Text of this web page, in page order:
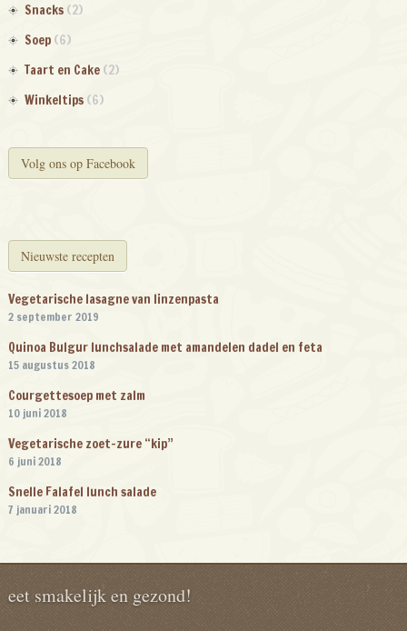
Snacks(2)
Soep(6)
Taart en Cake(2)
Winkeltips(6)
Volg ons op Facebook
Nieuwste recepten
Vegetarische lasagne van linzenpasta
2 september 2019
Quinoa Bulgur lunchsalade met amandelen dadel en feta
15 augustus 2018
Courgettesoep met zalm
10 juni 2018
Vegetarische zoet-zure “kip”
6 juni 2018
Snelle Falafel lunch salade
7 januari 2018
eet smakelijk en gezond!